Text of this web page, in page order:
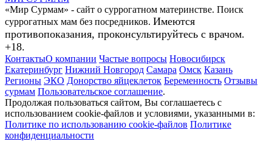
«Мир Сурмам» - сайт о суррогатном материнстве. Поиск
суррогатных мам без посредников. Имеются
противопоказания, проконсультируйтесь с врачом.
+18.
КонтактыО компании Частые вопросы Новосибирск
Екатеринбург Нижний Новгород Самара Омск Казань
Регионы ЭКО Донорство яйцеклеток Беременность Отзывы
сурмам Пользовательское соглашение.
Продолжая пользоваться сайтом, Вы соглашаетесь с
использованием cookie-файлов и условиями, указанными в:
Политике по использованию cookie-файлов Политике
конфиденциальности